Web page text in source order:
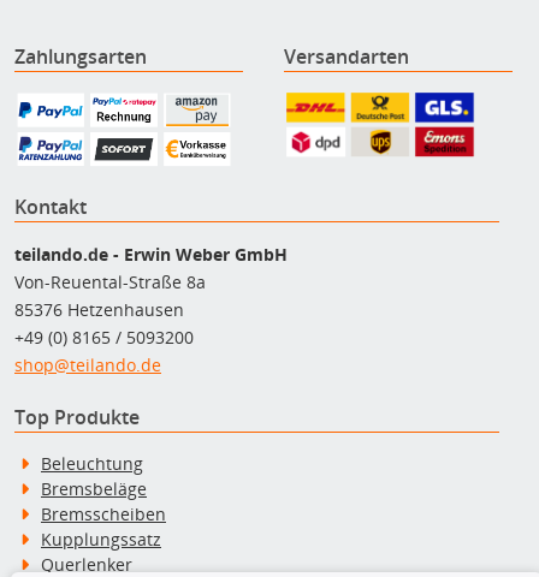
Zahlungsarten Versandarten
Kontakt
teilando.de - Erwin Weber GmbH
Von-Reuental-Straße 8a
85376 Hetzenhausen
+49 (0) 8165 / 5093200
shop@teilando.de
Top Produkte
Beleuchtung
Bremsbeläge
Bremsscheiben
Kupplungssatz
Querlenker